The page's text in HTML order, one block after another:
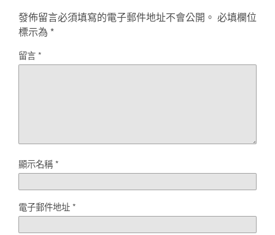
發佈留言必須填寫的電子郵件地址不會公開。 必填欄位
標示為 *
留言*
顯示名稱*
電子郵件地址*